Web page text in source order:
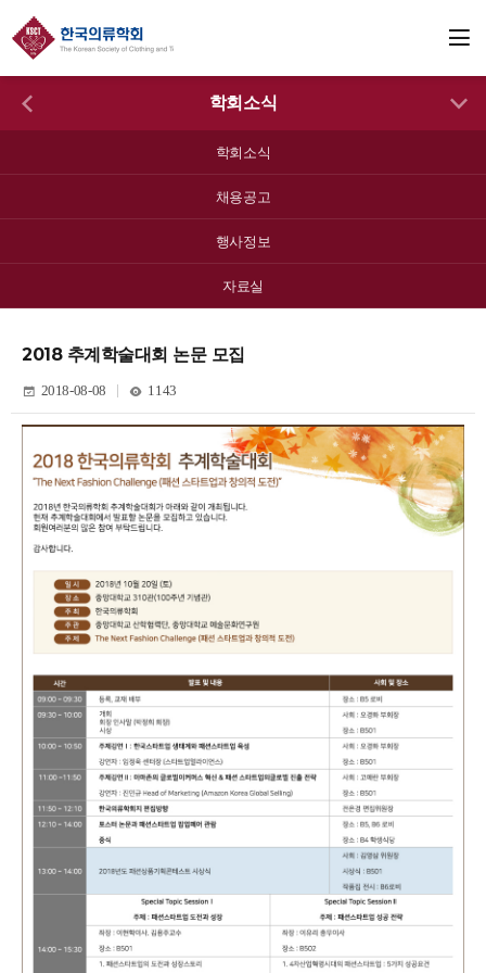
학회소식
학회소식
채용공고
행사정보
자료실
2018 추계학술대회 논문 모집
2018-08-08 1143